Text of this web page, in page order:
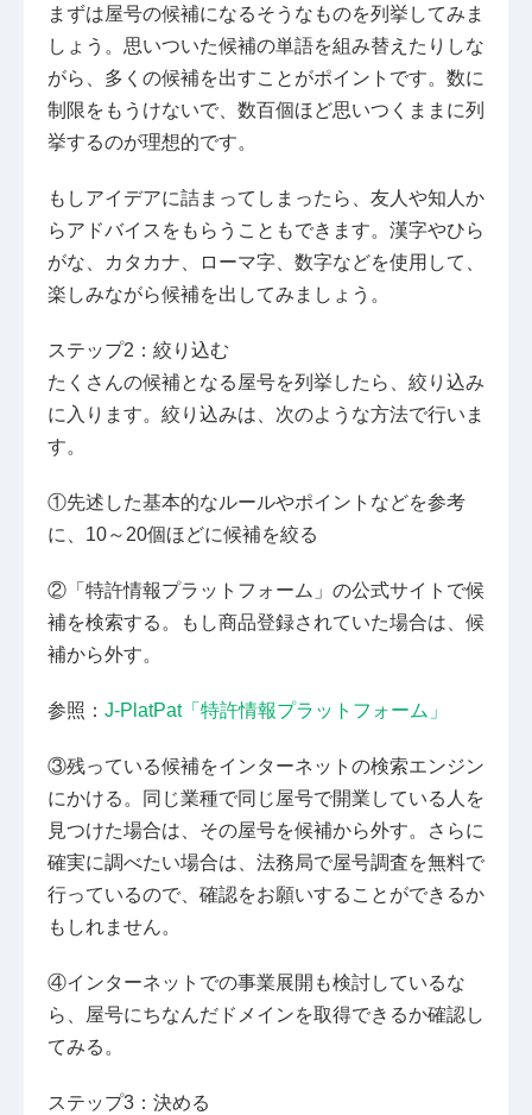
まずは屋号の候補になるそうなものを列挙してみま
しょう。思いついた候補の単語を組み替えたりしな
がら、多くの候補を出すことがポイントです。数に
制限をもうけないで、数百個ほど思いつくままに列
挙するのが理想的です。
もしアイデアに詰まってしまったら、友人や知人か
らアドバイスをもらうこともできます。漢字やひら
がな、カタカナ、ローマ字、数字などを使用して、
楽しみながら候補を出してみましょう。
ステップ2：絞り込む
たくさんの候補となる屋号を列挙したら、絞り込み
に入ります。絞り込みは、次のような方法で行いま
す。
①先述した基本的なルールやポイントなどを参考
に、10～20個ほどに候補を絞る
②「特許情報プラットフォーム」の公式サイトで候
補を検索する。もし商品登録されていた場合は、候
補から外す。
参照： J-PlatPat「特許情報プラットフォーム」
③残っている候補をインターネットの検索エンジン
にかける。同じ業種で同じ屋号で開業している人を
見つけた場合は、その屋号を候補から外す。さらに
確実に調べたい場合は、法務局で屋号調査を無料で
行っているので、確認をお願いすることができるか
もしれません。
④インターネットでの事業展開も検討しているな
ら、屋号にちなんだドメインを取得できるか確認し
てみる。
ステップ3：決める